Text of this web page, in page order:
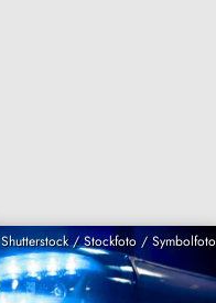
Shutterstock / Stockfoto / Symbolfoto